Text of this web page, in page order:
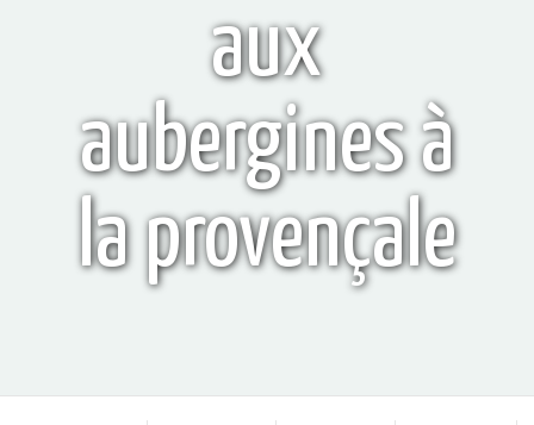
aux
aubergines à
la provençale